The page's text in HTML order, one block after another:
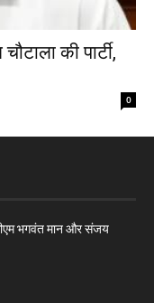
की पार्टी,
0
भगवंत मान और संजय